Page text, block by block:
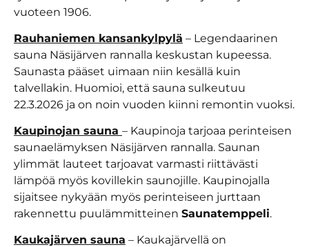
vuoteen 1906.
Rauhaniemen kansankylpylä – Legendaarinen
sauna Näsijärven rannalla keskustan kupeessa.
Saunasta pääset uimaan niin kesällä kuin
talvellakin. Huomioi, että sauna sulkeutuu
22.3.2026 ja on noin vuoden kiinni remontin vuoksi.
Kaupinojan sauna – Kaupinoja tarjoaa perinteisen
saunaelämyksen Näsijärven rannalla. Saunan
ylimmät lauteet tarjoavat varmasti riittävästi
lämpöä myös kovillekin saunojille. Kaupinojalla
sijaitsee nykyään myös perinteiseen jurttaan
rakennettu puulämmitteinen Saunatemppeli.
Kaukajärven sauna – Kaukajärvellä on